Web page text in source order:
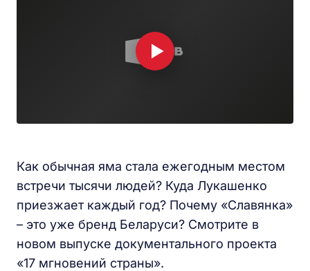
Как обычная яма стала ежегодным местом
встречи тысячи людей? Куда Лукашенко
приезжает каждый год? Почему «Славянка»
– это уже бренд Беларуси? Смотрите в
новом выпуске документального проекта
«17 мгновений страны».